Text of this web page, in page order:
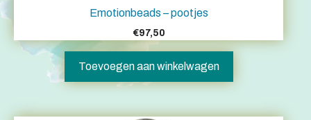
Emotionbeads – pootjes
€97,50
Toevoegen aan winkelwagen